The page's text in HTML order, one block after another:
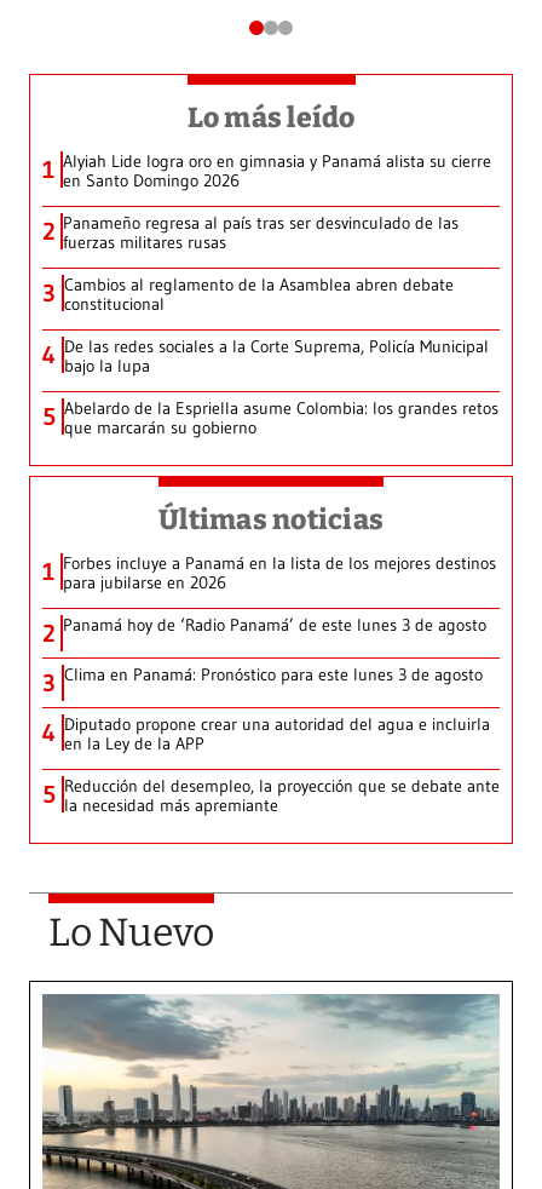
Lo más leído
1 Alyiah Lide logra oro en gimnasia y Panamá alista su cierre
en Santo Domingo 2026
2 Panameño regresa al país tras ser desvinculado de las
fuerzas militares rusas
3 Cambios al reglamento de la Asamblea abren debate
constitucional
4 De las redes sociales a la Corte Suprema, Policía Municipal
bajo la lupa
5 Abelardo de la Espriella asume Colombia: los grandes retos
que marcarán su gobierno
Últimas noticias
1 Forbes incluye a Panamá en la lista de los mejores destinos
para jubilarse en 2026
2 Panamá hoy de ‘Radio Panamá’ de este lunes 3 de agosto
3 Clima en Panamá: Pronóstico para este lunes 3 de agosto
4 Diputado propone crear una autoridad del agua e incluirla
en la Ley de la APP
5 Reducción del desempleo, la proyección que se debate ante
la necesidad más apremiante
Lo Nuevo